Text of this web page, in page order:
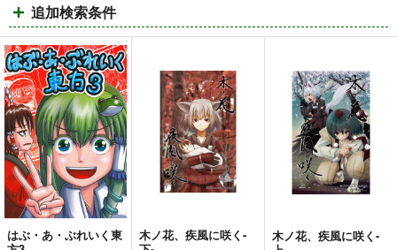
ム
表
ム
表
ム
表
追加検索条件
はぶ・あ・ぶれいく東
木ノ花、疾風に咲く-
木ノ花、疾風に咲く-